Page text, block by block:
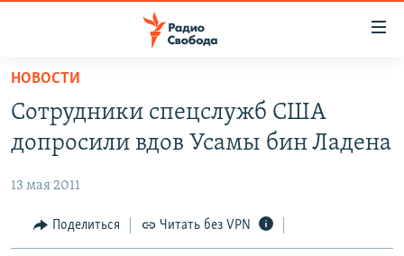
упрощенного
доступа
основному
Вернутся
ПОДКАСТЫ
АВТОРСКИЕ ПРОЕКТЫ
ЦИТАТЫ СВОБОДЫ
МНЕНИЯ
НОВОСТИ
Сотрудники спецслужб США
допросили вдов Усамы бин Ладена
13 мая 2011
Поделиться Читать без VPN